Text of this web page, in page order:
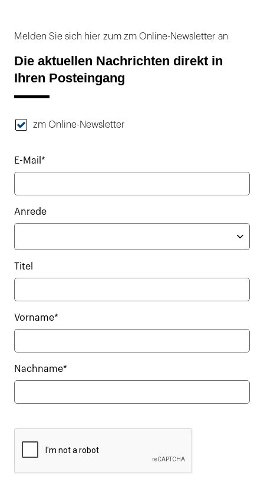
Melden Sie sich hier zum zm Online-Newsletter an
Die aktuellen Nachrichten direkt in
Ihren Posteingang
zm Online-Newsletter
E-Mail*
Anrede
Titel
Vorname*
Nachname*